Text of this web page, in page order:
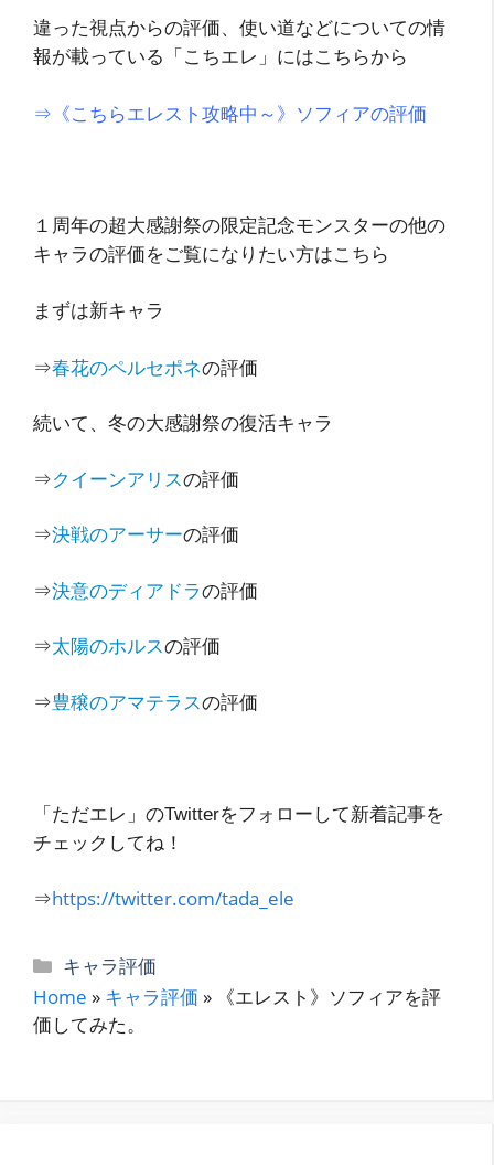
違った視点からの評価、使い道などについての情
報が載っている「こちエレ」にはこちらから
⇒《こちらエレスト攻略中～》ソフィアの評価
１周年の超大感謝祭の限定記念モンスターの他の
キャラの評価をご覧になりたい方はこちら
まずは新キャラ
⇒春花のペルセポネの評価
続いて、冬の大感謝祭の復活キャラ
⇒クイーンアリスの評価
⇒決戦のアーサーの評価
⇒決意のディアドラの評価
⇒太陽のホルスの評価
⇒豊穣のアマテラスの評価
「ただエレ」のTwitterをフォローして新着記事を
チェックしてね！
⇒https://twitter.com/tada_ele
カ
テ
ゴ
キャラ評価
Home » キャラ評価 » 《エレスト》ソフィアを評
価してみた。